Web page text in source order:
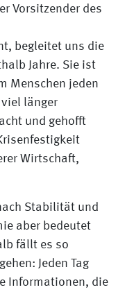
Vorsitzender des
begleitet uns die
Jahre. Sie ist
Menschen jeden
länger
und gehofft
Wirtschaft,
Stabilität und
aber bedeutet
fällt es so
Jeden Tag
Informationen, die